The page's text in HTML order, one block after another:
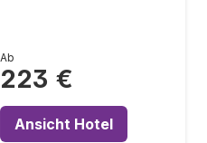
Ab
223 €
Ansicht Hotel